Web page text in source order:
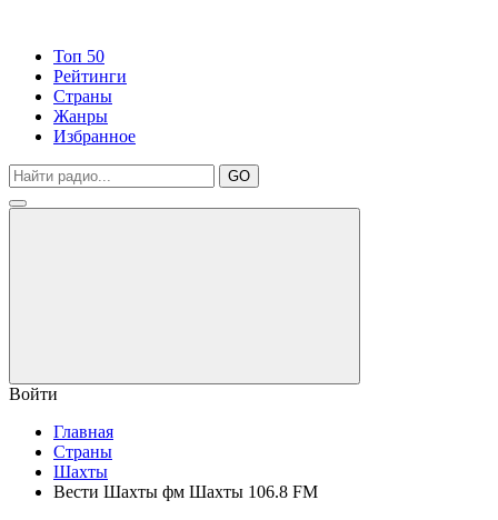
Топ 50
Рейтинги
Страны
Жанры
Избранное
GO
Войти
Главная
Страны
Шахты
Вести Шахты фм Шахты 106.8 FM